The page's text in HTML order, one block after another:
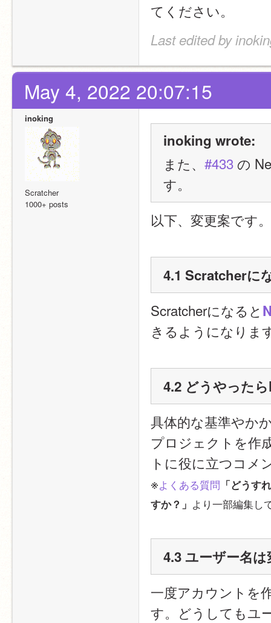
てください。
Last edited by
May 4, 2022 20:07:15
inoking
Scratcher
1000+ posts
inoking wrote:
また、 #433 の
す。
以下、変更案です。
4.1 Scratcherに
Scratcherになると
きるようになりま
4.2 どうやった
具体的な基準やか
プロジェクトを作
トに役に立つコメ
※よくある質問 「どう
すか？」 より一部編集し
4.3 ユーザー名
一度アカウントを
す。どうしてもユ